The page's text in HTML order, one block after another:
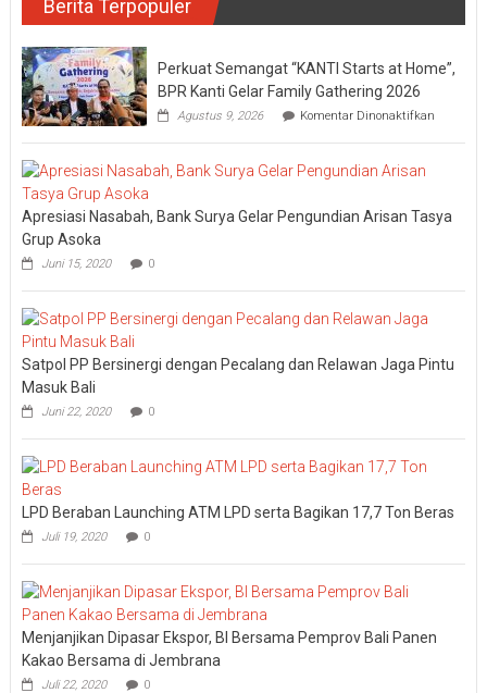
Berita Terpopuler
Perkuat Semangat “KANTI Starts at Home”,
BPR Kanti Gelar Family Gathering 2026
Agustus 9, 2026 Komentar Dinonaktifkan
Home”,
Apresiasi Nasabah, Bank Surya Gelar Pengundian Arisan Tasya
Grup Asoka
Juni 15, 2020 0
Satpol PP Bersinergi dengan Pecalang dan Relawan Jaga Pintu
Masuk Bali
Juni 22, 2020 0
LPD Beraban Launching ATM LPD serta Bagikan 17,7 Ton Beras
Juli 19, 2020 0
Menjanjikan Dipasar Ekspor, BI Bersama Pemprov Bali Panen
Kakao Bersama di Jembrana
Juli 22, 2020 0